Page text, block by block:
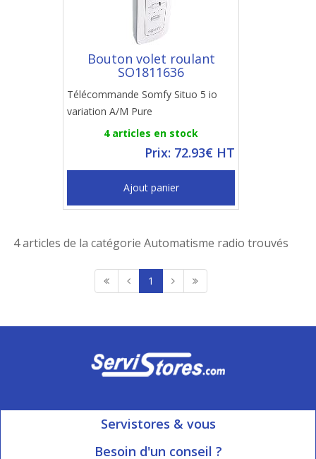
Bouton volet roulant
SO1811636
Télécommande Somfy Situo 5 io
variation A/M Pure
4 articles en stock
Prix: 72.93€ HT
Ajout panier
4 articles de la catégorie Automatisme radio trouvés
1
Servistores & vous
Mon compte
Besoin d'un conseil ?